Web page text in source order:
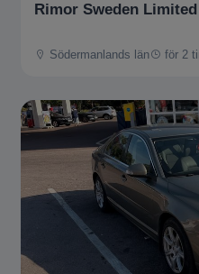
Rimor Sweden
Södermanlands län för 2